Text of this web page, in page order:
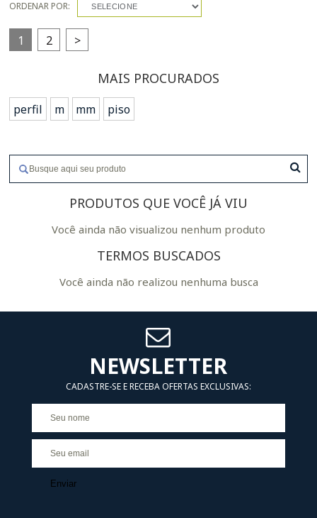
ORDENAR POR: SELECIONE
1 2 >
MAIS PROCURADOS
perfil m mm piso
PRODUTOS QUE VOCÊ JÁ VIU
Você ainda não visualizou nenhum produto
TERMOS BUSCADOS
Você ainda não realizou nenhuma busca
NEWSLETTER
CADASTRE-SE E RECEBA OFERTAS EXCLUSIVAS:
Enviar